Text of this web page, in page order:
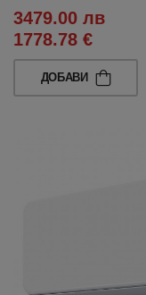
3479.00 лв
1778.78 €
ДОБАВИ